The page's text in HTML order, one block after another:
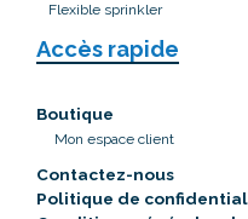
Flexible sprinkler
Accès rapide
Boutique
Mon espace client
Contactez-nous
Politique de